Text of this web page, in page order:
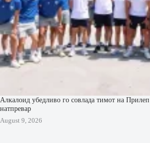
Алкалоид убедливо го совлада тимот на Прилеп
натпревар
August 9, 2026